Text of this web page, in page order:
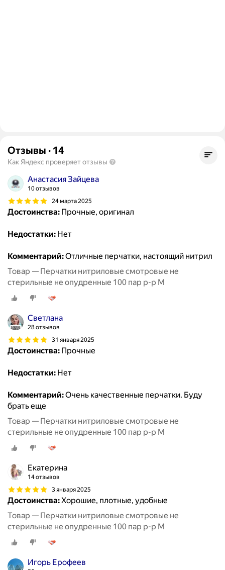
Отзывы · 14
Как Яндекс проверяет отзывы
Анастасия Зайцева
10 отзывов
24 марта 2025
Достоинства: Прочные, оригинал
Недостатки: Нет
Комментарий:Отличные перчатки, настоящий нитрил
Товар — Перчатки нитриловые смотровые не
стерильные не опудренные 100 пар р-р М
Светлана
28 отзывов
31 января 2025
Достоинства: Прочные
Недостатки: Нет
Комментарий:Очень качественные перчатки. Буду
брать еще
Товар — Перчатки нитриловые смотровые не
стерильные не опудренные 100 пар р-р М
Екатерина
14 отзывов
3 января 2025
Достоинства:Хорошие, плотные, удобные
Товар — Перчатки нитриловые смотровые не
стерильные не опудренные 100 пар р-р М
Игорь Ерофеев